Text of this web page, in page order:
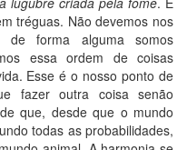
tréguas. Não devemos nos
forma alguma somos
essa ordem de coisas
Esse é o nosso ponto de
fazer outra coisa senão
que, desde que o mundo
todas as probabilidades,